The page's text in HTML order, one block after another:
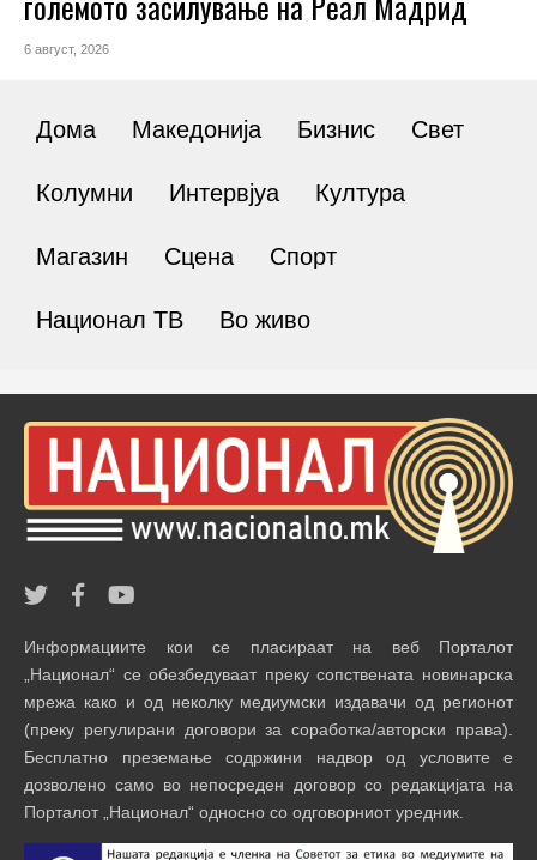
6 август, 2026
Дома Македонија Бизнис Свет
Колумни Интервјуа Култура
Магазин Сцена Спорт
Национал ТВ Во живо
Информациите кои се пласираат на веб Порталот
„Национал“ се обезбедуваат преку сопствената новинарска
мрежа како и од неколку медиумски издавачи од регионот
(преку регулирани договори за соработка/авторски права).
Бесплатно преземање содржини надвор од условите е
дозволено само во непосреден договор со редакцијата на
Порталот „Национал“ односно со одговорниот уредник.